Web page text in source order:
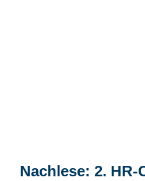
Nachlese: 2.